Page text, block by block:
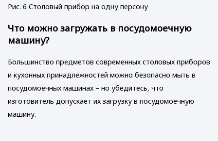
Рис. 6 Столовый прибор на одну персону
Что можно загружать в посудомоечную
машину?
Большинство предметов современных столовых приборов
и кухонных принадлежностей можно безопасно мыть в
посудомоечных машинах – но убедитесь, что
изготовитель допускает их загрузку в посудомоечную
машину.